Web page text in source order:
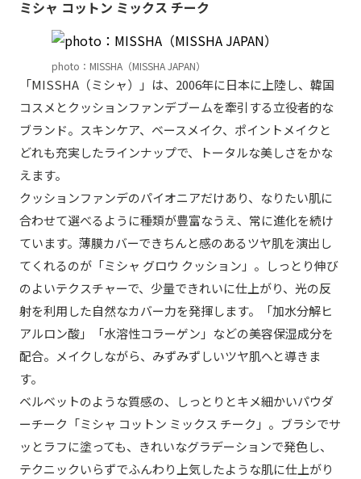
ミシャ コットン ミックス チーク
photo：MISSHA（MISSHA JAPAN）
「MISSHA（ミシャ）」は、2006年に日本に上陸し、韓国
コスメとクッションファンデブームを牽引する立役者的な
ブランド。スキンケア、ベースメイク、ポイントメイクと
どれも充実したラインナップで、トータルな美しさをかな
えます。
クッションファンデのパイオニアだけあり、なりたい肌に
合わせて選べるように種類が豊富なうえ、常に進化を続け
ています。薄膜カバーできちんと感のあるツヤ肌を演出し
てくれるのが「ミシャ グロウ クッション」。しっとり伸び
のよいテクスチャーで、少量できれいに仕上がり、光の反
射を利用した自然なカバー力を発揮します。「加水分解ヒ
アルロン酸」「水溶性コラーゲン」などの美容保湿成分を
配合。メイクしながら、みずみずしいツヤ肌へと導きま
す。
ベルベットのような質感の、しっとりとキメ細かいパウダ
ーチーク「ミシャ コットン ミックス チーク」。ブラシでサ
ッとラフに塗っても、きれいなグラデーションで発色し、
テクニックいらずでふんわり上気したような肌に仕上がり